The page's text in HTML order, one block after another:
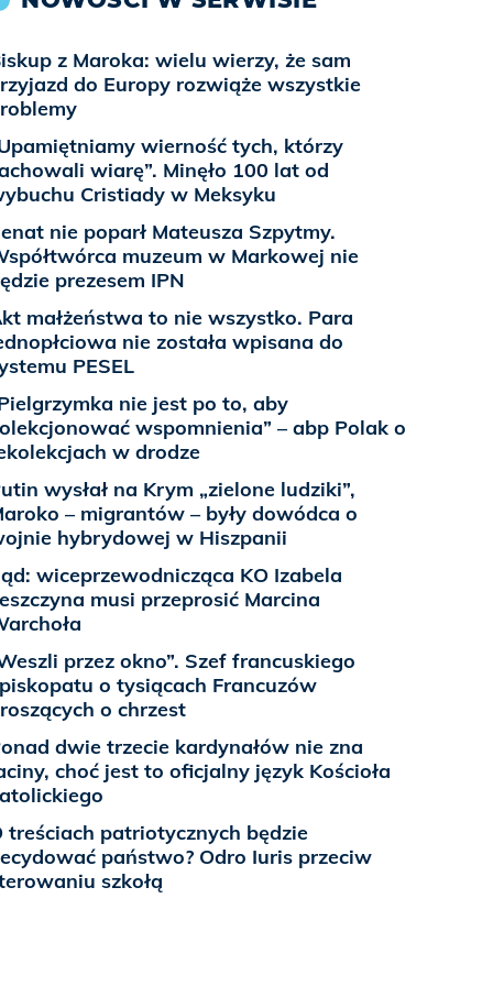
z Maroka: wielu wierzy, że sam
do Europy rozwiąże wszystkie
wierność tych, którzy
wiarę”. Minęło 100 lat od
Cristiady w Meksyku
nie poparł Mateusza Szpytmy.
muzeum w Markowej nie
prezesem IPN
małżeństwa to nie wszystko. Para
nie została wpisana do
PESEL
nie jest po to, aby
wspomnienia” – abp Polak o
w drodze
wysłał na Krym „zielone ludziki”,
– migrantów – były dowódca o
hybrydowej w Hiszpanii
wiceprzewodnicząca KO Izabela
musi przeprosić Marcina
przez okno”. Szef francuskiego
o tysiącach Francuzów
o chrzest
dwie trzecie kardynałów nie zna
choć jest to oficjalny język Kościoła
treściach patriotycznych będzie
państwo? Odro Iuris przeciw
szkołą